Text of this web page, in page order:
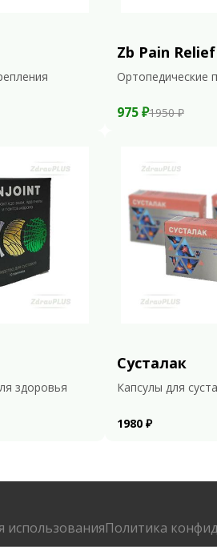
Zb Pain Relief
Ортопедические
975 ₽1950 ₽
здоровья
Сусталак
Капсулы для
1980 ₽
использованияПолитика